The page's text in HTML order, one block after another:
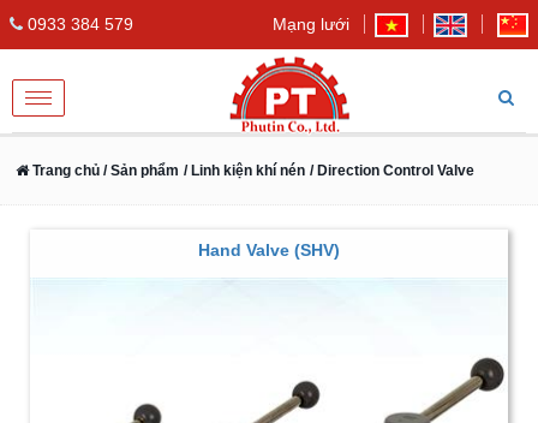
0933 384 579 Mạng lưới
Toggle
navigation
Trang chủ / Sản phẩm / Linh kiện khí nén / Direction Control Valve
Hand Valve (SHV)